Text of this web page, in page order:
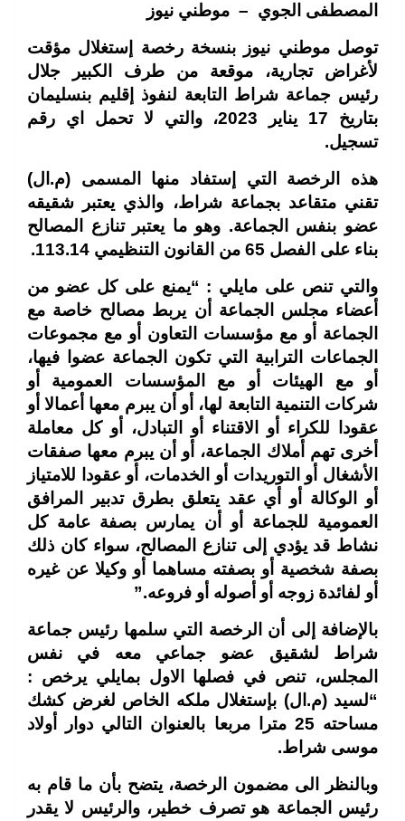
المصطفى الجوي – موطني نيوز
توصل موطني نيوز بنسخة رخصة إستغلال مؤقت
لأغراض تجارية، موقعة من طرف الكبير جلال
رئيس جماعة شراط التابعة لنفوذ إقليم بنسليمان
بتاريخ 17 يناير 2023، والتي لا تحمل اي رقم
تسجيل.
هذه الرخصة التي إستفاد منها المسمى (م.ال)
تقني متقاعد بجماعة شراط، والذي يعتبر شقيقه
عضو بنفس الجماعة. وهو ما يعتبر تنازع المصالح
بناء على الفصل 65 من القانون التنظيمي 113.14.
والتي تنص على مايلي : “يمنع على كل عضو من
أعضاء مجلس الجماعة أن يربط مصالح خاصة مع
الجماعة أو مع مؤسسات التعاون أو مع مجموعات
الجماعات الترابية التي تكون الجماعة عضوا فيها،
أو مع الهيئات أو مع المؤسسات العمومية أو
شركات التنمية التابعة لها، أو أن يبرم معها أعمالا أو
عقودا للكراء أو الاقتناء أو التبادل، أو كل معاملة
أخرى تهم أملاك الجماعة، أو أن يبرم معها صفقات
الأشغال أو التوريدات أو الخدمات، أو عقودا للامتياز
أو الوكالة أو أي عقد يتعلق بطرق تدبير المرافق
العمومية للجماعة أو أن يمارس بصفة عامة كل
نشاط قد يؤدي إلى تنازع المصالح، سواء كان ذلك
بصفة شخصية أو بصفته مساهما أو وكيلا عن غيره
أو لفائدة زوجه أو أصوله أو فروعه.”
بالإضافة إلى أن الرخصة التي سلمها رئيس جماعة
شراط لشقيق عضو جماعي معه في نفس
المجلس، تنص في فصلها الاول بمايلي يرخص :
“لسيد (م.ال) بإستغلال ملكه الخاص لغرض كشك
مساحته 25 مترا مربعا بالعنوان التالي دوار أولاد
موسى شراط.
وبالنظر الى مضمون الرخصة، يتضح بأن ما قام به
رئيس الجماعة هو تصرف خطير، والرئيس لا يقدر